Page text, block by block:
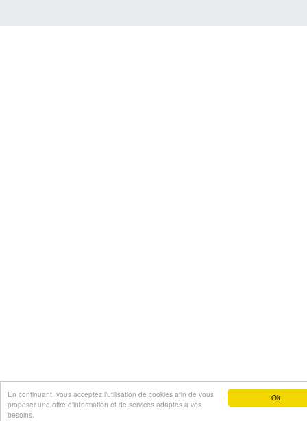
Ok
En continuant, vous acceptez l’utilisation de cookies afin de vous
proposer une offre d'information et de services adaptés à vos
besoins.